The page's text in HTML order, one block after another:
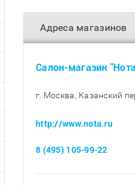
Адреса магазинов
Салон-магазин
г. Москва, Казанский
http://www.nota.ru
8 (495) 105-99-22